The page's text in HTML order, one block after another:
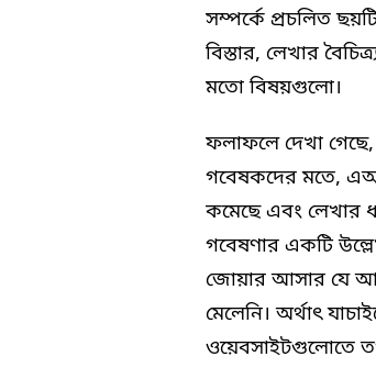
সম্পর্কে প্রচলিত
বিস্তার, লেখার
মতো বিষয়গুলো।
ফলাফলে দেখা গেছে,
গবেষকদের মতে,
কমেছে এবং লেখার
গবেষণার একটি
জোয়ার আসার যে
মেলেনি। অর্থাৎ
ওয়েবসাইটগুলোতে